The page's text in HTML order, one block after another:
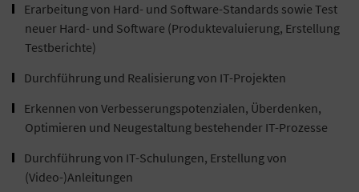
Erarbeitung von Hard- und Software-Standards sowie Test
neuer Hard- und Software (Produktevaluierung, Erstellung
Testberichte)
Durchführung und Realisierung von IT-Projekten
Erkennen von Verbesserungspotenzialen, Überdenken,
Optimieren und Neugestaltung bestehender IT-Prozesse
Durchführung von IT-Schulungen, Erstellung von
(Video-)Anleitungen